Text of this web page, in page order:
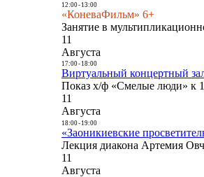
12:00- 13:00
«КоневаФильм» 6+
Занятие в
11
Августа
17:00- 18:00
Виртуальный концертный
Показ х/ф «Смелые люди» к
11
Августа
18:00- 19:00
«Заоникиевские
Лекция диакона Артемия
11
Августа